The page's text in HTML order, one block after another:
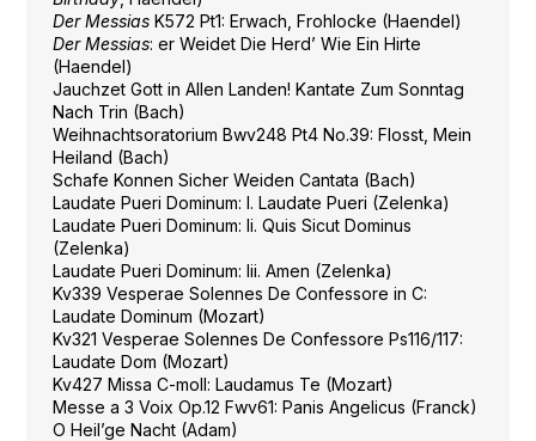
Der MessiasK572 Pt1: Erwach, Frohlocke (Haendel)
Der Messias: er Weidet Die Herd’ Wie Ein Hirte
(Haendel)
Jauchzet Gott in Allen Landen! Kantate Zum Sonntag
Nach Trin (Bach)
Weihnachtsoratorium Bwv248 Pt4 No.39: Flosst, Mein
Heiland (Bach)
Schafe Konnen Sicher Weiden Cantata (Bach)
Laudate Pueri Dominum: I. Laudate Pueri (Zelenka)
Laudate Pueri Dominum: Ii. Quis Sicut Dominus
(Zelenka)
Laudate Pueri Dominum: Iii. Amen (Zelenka)
Kv339 Vesperae Solennes De Confessore in C:
Laudate Dominum (Mozart)
Kv321 Vesperae Solennes De Confessore Ps116/117:
Laudate Dom (Mozart)
Kv427 Missa C-moll: Laudamus Te (Mozart)
Messe a 3 Voix Op.12 Fwv61: Panis Angelicus (Franck)
O Heil’ge Nacht (Adam)